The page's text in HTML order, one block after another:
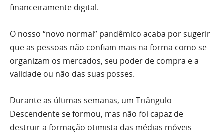
financeiramente digital.
O nosso “novo normal” pandêmico acaba por sugerir
que as pessoas não confiam mais na forma como se
organizam os mercados, seu poder de compra e a
validade ou não das suas posses.
Durante as últimas semanas, um Triângulo
Descendente se formou, mas não foi capaz de
destruir a formação otimista das médias móveis